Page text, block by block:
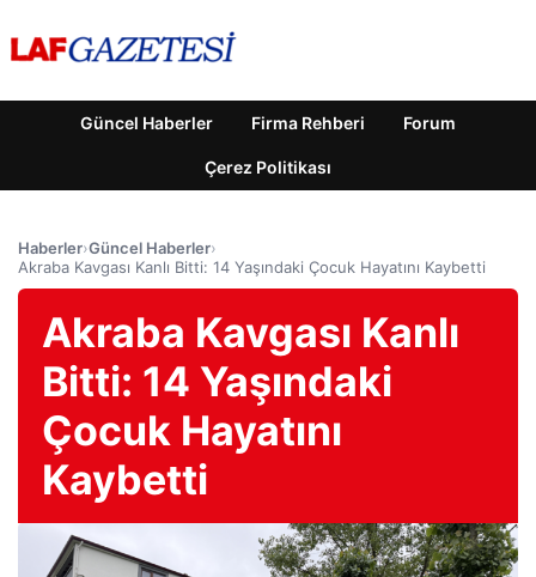
Güncel Haberler Firma Rehberi Forum
Çerez Politikası
Haberler›Güncel Haberler›
Akraba Kavgası Kanlı Bitti: 14 Yaşındaki Çocuk Hayatını Kaybetti
Akraba Kavgası Kanlı
Bitti: 14 Yaşındaki
Çocuk Hayatını
Kaybetti